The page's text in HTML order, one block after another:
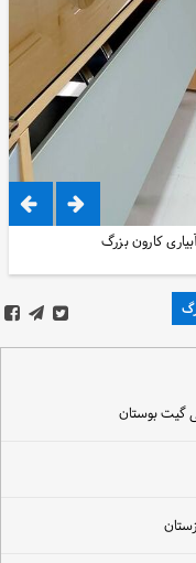
کارون بزرگ
بوستان